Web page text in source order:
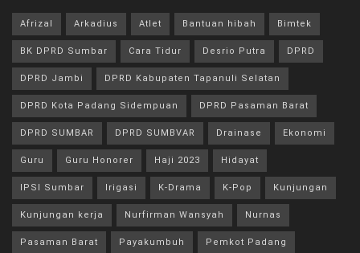
Afrizal Arkadius Atlet Bantuan hibah Bimtek
BK DPRD Sumbar Cara Tidur Desrio Putra DPRD
DPRD Jambi DPRD Kabupaten Tapanuli Selatan
DPRD Kota Padang Sidempuan DPRD Pasaman Barat
DPRD SUMBAR DPRD SUMBVAR Drainase Ekonomi
Guru Guru Honorer Haji 2023 Hidayat
IPSI Sumbar Irigasi K-Drama K-Pop Kunjungan
Kunjungan kerja Nurfirman Wansyah Nurnas
Pasaman Barat Payakumbuh Pemkot Padang